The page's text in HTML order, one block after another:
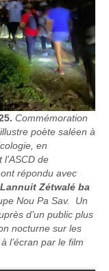
Commémoration
poète saléen à
en
de
répondu avec
Zétwalé ba
Nou Pa Sav. Un
d’un public plus
nocturne sur les
l’écran par le film